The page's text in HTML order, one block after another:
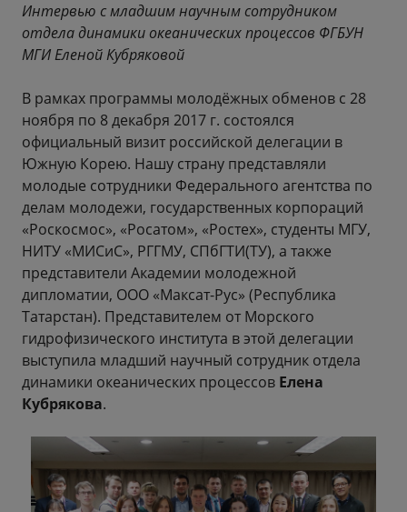
Интервью с младшим научным сотрудником
отдела динамики океанических процессов ФГБУН
МГИ Еленой Кубряковой
В рамках программы молодёжных обменов с 28
ноября по 8 декабря 2017 г. состоялся
официальный визит российской делегации в
Южную Корею. Нашу страну представляли
молодые сотрудники Федерального агентства по
делам молодежи, государственных корпораций
«Роскосмос», «Росатом», «Ростех», студенты МГУ,
НИТУ «МИСиС», РГГМУ, СПбГТИ(ТУ), а также
представители Академии молодежной
дипломатии, ООО «Максат-Рус» (Республика
Татарстан). Представителем от Морского
гидрофизического института в этой делегации
выступила младший научный сотрудник отдела
динамики океанических процессов Елена
Кубрякова.